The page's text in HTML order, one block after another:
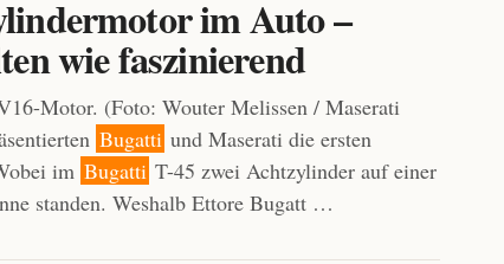
im Auto –
wie faszinierend
Motor. (Foto: Wouter Melissen / Maserati
Bugatti und Maserati die ersten
im Bugatti T-45 zwei Achtzylinder auf einer
standen. Weshalb Ettore Bugatt …